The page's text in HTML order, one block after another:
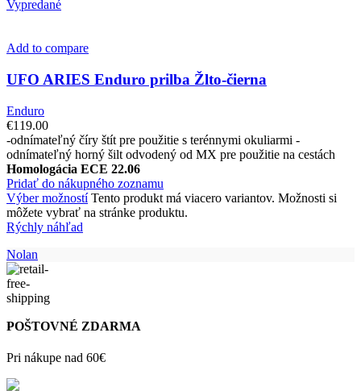
Vypredané
Add to compare
UFO ARIES Enduro prilba Žlto-čierna
Enduro
€119.00
-odnímateľný číry štít pre použitie s terénnymi okuliarmi -
odnímateľný horný šilt odvodený od MX pre použitie na cestách
Homologácia ECE 22.06
Pridať do nákupného zoznamu
Výber možností Tento produkt má viacero variantov. Možnosti si
môžete vybrať na stránke produktu.
Rýchly náhľad
Nolan
POŠTOVNÉ ZDARMA
Pri nákupe nad 60€